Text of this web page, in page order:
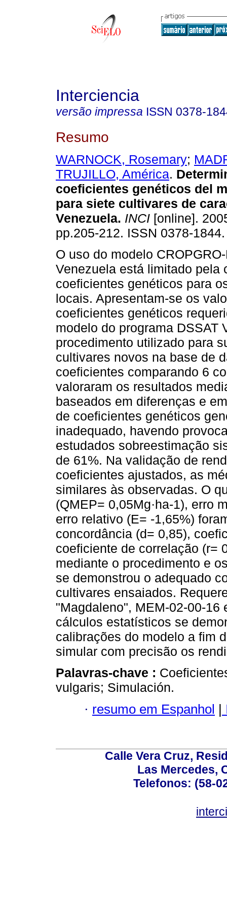
Interciencia
versão impressa ISSN 0378-
Resumo
WARNOCK, Rosemary;
TRUJILLO, América.
coeficientes genéticos del
para siete cultivares de
Venezuela. INCI [online].
pp.205-212. ISSN 0378-1844.
O uso do modelo
Venezuela está limitado pela
coeficientes genéticos para
locais. Apresentam-se os
coeficientes genéticos
modelo do programa DSSAT
procedimento utilizado para
cultivares novos na base de
coeficientes comparando 6
valoraram os resultados
baseados em diferenças e
de coeficientes genéticos
inadequado, havendo
estudados sobreestimação
de 61%. Na validação de
coeficientes ajustados, as
similares às observadas. O
(QMEP= 0,05Mg·ha-1), erro
erro relativo (E= -1,65%)
concordância (d= 0,85),
coeficiente de correlação (r=
mediante o procedimento e
se demonstrou o adequado
cultivares ensaiados.
"Magdaleno", MEM-02-00-16
cálculos estatísticos se
calibrações do modelo a fim
simular com precisão os
Palavras-chave :
vulgaris; Simulación.
· resumo em Espanhol |
Calle Vera Cruz,
Las Mercedes,
Telefonos: (58-